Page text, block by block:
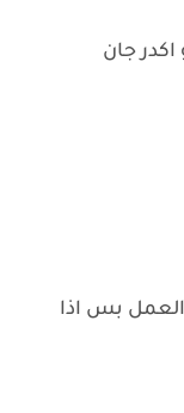
اكدر جان
بس اذا